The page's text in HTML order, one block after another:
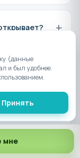
+
ипотеку?
и "Под
+
(данные
и был удобнее.
Принять
мне